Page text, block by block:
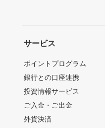
サービス
ポイントプログラム
銀行との口座連携
投資情報サービス
ご入金・ご出金
外貨決済